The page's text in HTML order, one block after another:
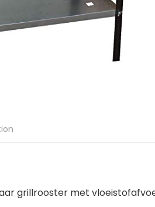
grillrooster met